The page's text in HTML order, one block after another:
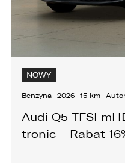
NOWY
Benzyna-2026-15 km-
Audi Q5 TFSI
tronic – Rabat